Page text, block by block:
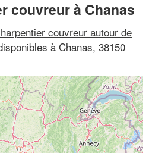
couvreur à Chanas
couvreur autour de
à Chanas, 38150